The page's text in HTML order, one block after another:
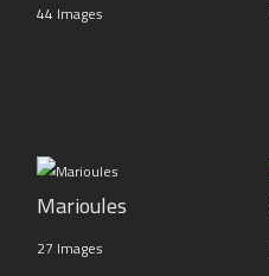
44 Images
Marioules
27 Images